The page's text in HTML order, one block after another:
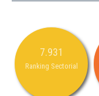
7.931
Ranking Sectorial